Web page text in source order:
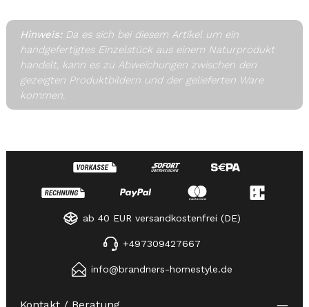
Hinweis: Da es sich bei diesem Artikel um ein
handgefertigtes Einzelstück aus einem Naturprodukt
handelt, kann es zu Abweichungen zwischen den
gezeigten Produktbildern und der gelieferten Ware
kommen.
ab 40 EUR versandkostenfrei (DE)
+497309427667
info@brandners-homestyle.de